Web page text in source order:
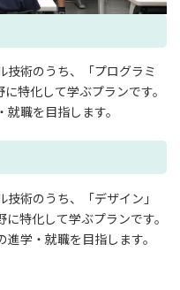
技術のうち、「プログラミ
特化して学ぶプランです。
職を目指します。
術のうち、「デザイン」
特化して学ぶプランです。
学・就職を目指します。